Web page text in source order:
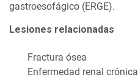
gastroesofágico (ERGE).
Lesiones relacionadas
Fractura ósea
Enfermedad renal crónica